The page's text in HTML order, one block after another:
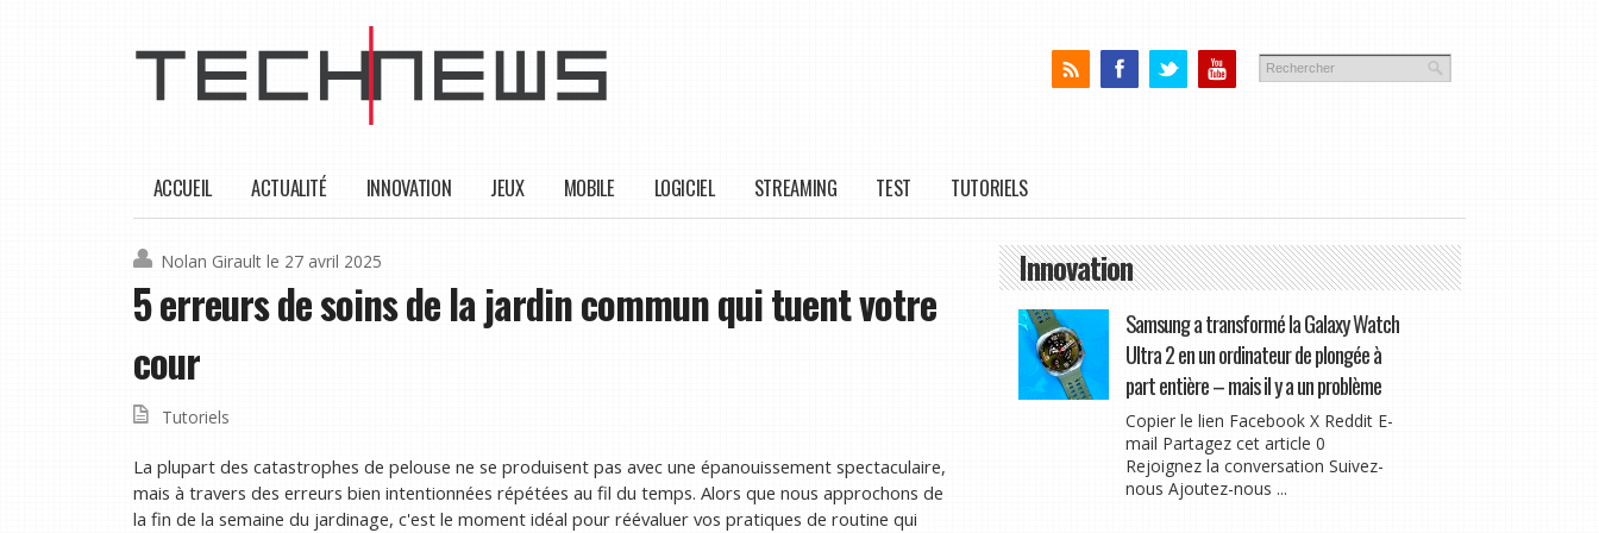
ACCUEIL ACTUALITÉ INNOVATION JEUX MOBILE LOGICIEL STREAMING TEST TUTORIELS
Nolan Girault le 27 avril 2025
5 erreurs de soins de la jardin commun qui tuent votre
cour
Tutoriels
La plupart des catastrophes de pelouse ne se produisent pas avec une épanouissement spectaculaire,
mais à travers des erreurs bien intentionnées répétées au fil du temps. Alors que nous approchons de
la fin de la semaine du jardinage, c'est le moment idéal pour réévaluer vos pratiques de routine qui
Innovation
Samsung a transformé la Galaxy Watch
Ultra 2 en un ordinateur de plongée à
part entière – mais il y a un problème
Copier le lien Facebook X Reddit E-
mail Partagez cet article 0
Rejoignez la conversation Suivez-
nous Ajoutez-nous ...